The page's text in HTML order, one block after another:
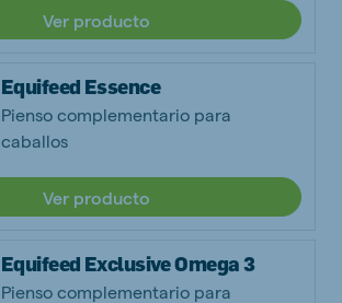
Ver producto
Equifeed Essence
Pienso complementario para
caballos
Ver producto
Equifeed Exclusive Omega 3
Pienso complementario para